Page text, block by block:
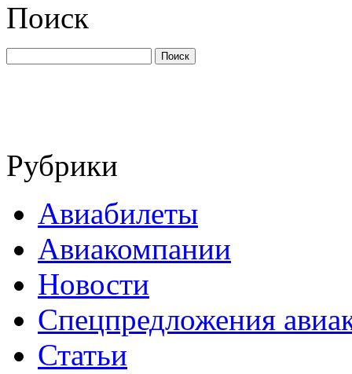
Поиск
Рубрики
Авиабилеты
Авиакомпании
Новости
Спецпредложения
Статьи